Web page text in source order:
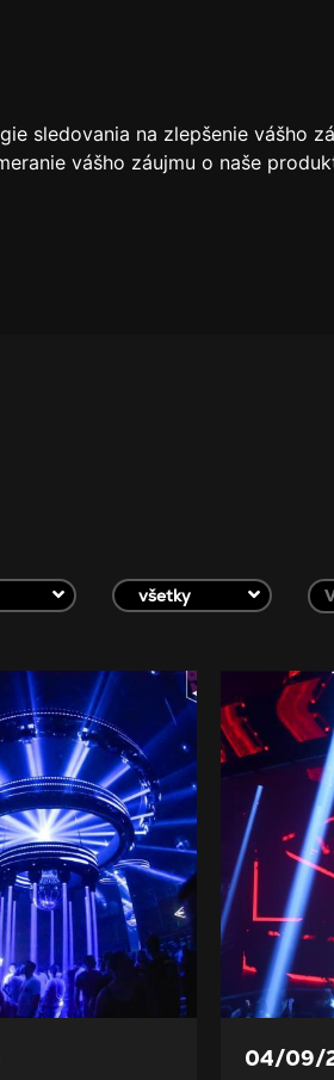
sledovania na zlepšenie vášho
vášho záujmu o naše
všetky
04/09/